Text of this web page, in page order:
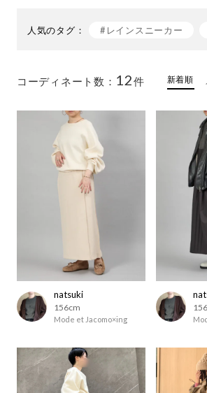
人気のタグ： #レインスニーカー
コーディネート数： 12件 新着順
natsuki
156cm
Mode et Jacomo×ing